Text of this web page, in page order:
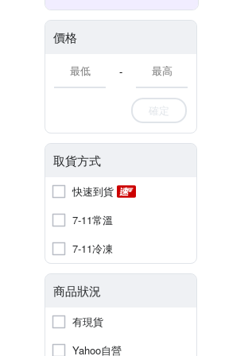
價格
-
確定
取貨方式
快速到貨
7-11常溫
7-11冷凍
商品狀況
有現貨
Yahoo自營